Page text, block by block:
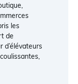
les
de
d’élévateurs